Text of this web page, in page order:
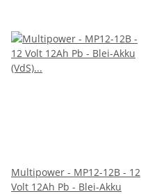
Multipower - MP12-12B - 12
Volt 12Ah Pb - Blei-Akku